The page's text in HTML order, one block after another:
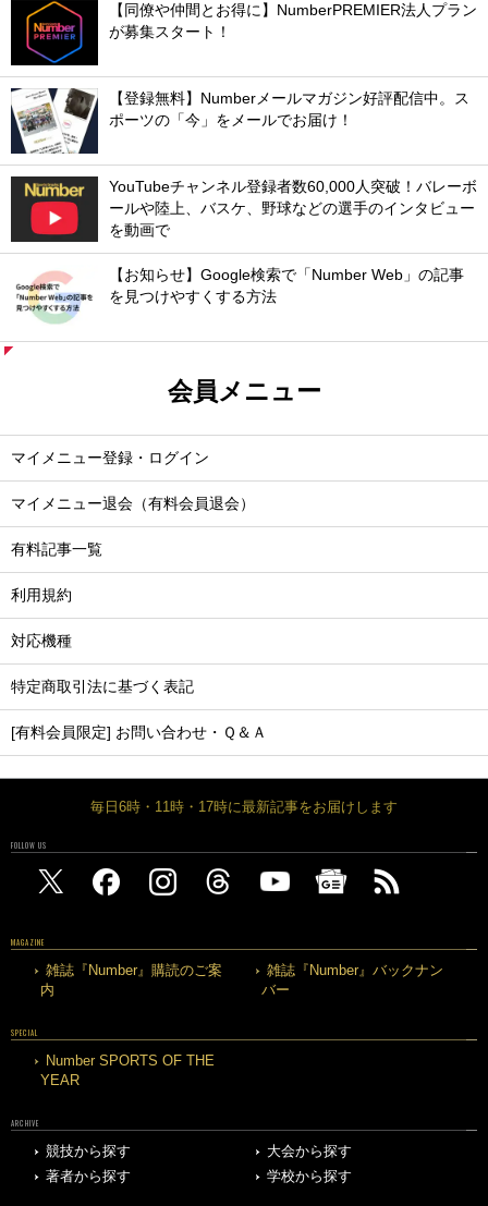
【同僚や仲間とお得に】NumberPREMIER法人プラン
が募集スタート！
【登録無料】Numberメールマガジン好評配信中。ス
ポーツの「今」をメールでお届け！
YouTubeチャンネル登録者数60,000人突破！バレーボ
ールや陸上、バスケ、野球などの選手のインタビュー
を動画で
【お知らせ】Google検索で「Number Web」の記事
を見つけやすくする方法
会員メニュー
マイメニュー登録・ログイン
マイメニュー退会（有料会員退会）
有料記事一覧
利用規約
対応機種
特定商取引法に基づく表記
[有料会員限定] お問い合わせ・Ｑ＆Ａ
毎日6時・11時・17時に最新記事をお届けします
FOLLOW US
MAGAZINE
雑誌『Number』購読のご案
内
雑誌『Number』バックナン
バー
SPECIAL
Number SPORTS OF THE
YEAR
ARCHIVE
競技から探す
大会から探す
著者から探す
学校から探す